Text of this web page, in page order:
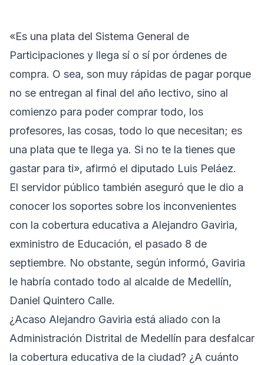
«Es una plata del Sistema General de
Participaciones y llega sí o sí por órdenes de
compra. O sea, son muy rápidas de pagar porque
no se entregan al final del año lectivo, sino al
comienzo para poder comprar todo, los
profesores, las cosas, todo lo que necesitan; es
una plata que te llega ya. Si no te la tienes que
gastar para ti», afirmó el diputado Luis Peláez.
El servidor público también aseguró que le dio a
conocer los soportes sobre los inconvenientes
con la cobertura educativa a Alejandro Gaviria,
exministro de Educación, el pasado 8 de
septiembre. No obstante, según informó, Gaviria
le habría contado todo al alcalde de Medellín,
Daniel Quintero Calle.
¿Acaso Alejandro Gaviria está aliado con la
Administración Distrital de Medellín para desfalcar
la cobertura educativa de la ciudad? ¿A cuánto